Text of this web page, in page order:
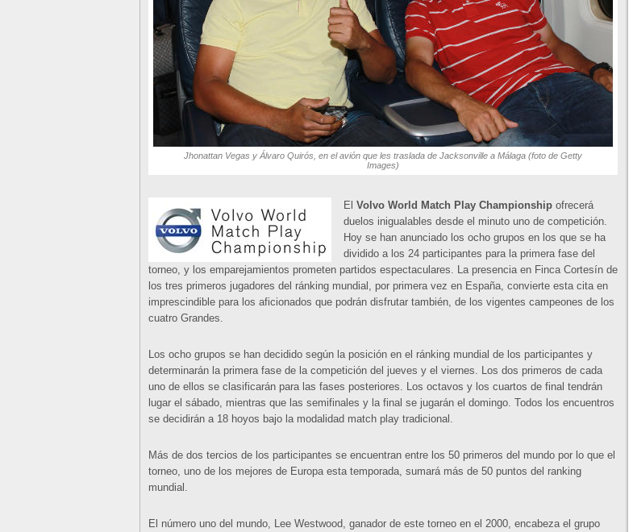
Jhonattan Vegas y Álvaro Quirós, en el avión que les traslada de Jacksonville a Málaga (foto de Getty
Images)
El Volvo World Match Play Championship ofrecerá
duelos inigualables desde el minuto uno de competición.
Hoy se han anunciado los ocho grupos en los que se ha
dividido a los 24 participantes para la primera fase del
torneo, y los emparejamientos prometen partidos espectaculares. La presencia en Finca Cortesín de
los tres primeros jugadores del ránking mundial, por primera vez en España, convierte esta cita en
imprescindible para los aficionados que podrán disfrutar también, de los vigentes campeones de los
cuatro Grandes.
Los ocho grupos se han decidido según la posición en el ránking mundial de los participantes y
determinarán la primera fase de la competición del jueves y el viernes. Los dos primeros de cada
uno de ellos se clasificarán para las fases posteriores. Los octavos y los cuartos de final tendrán
lugar el sábado, mientras que las semifinales y la final se jugarán el domingo. Todos los encuentros
se decidirán a 18 hoyos bajo la modalidad match play tradicional.
Más de dos tercios de los participantes se encuentran entre los 50 primeros del mundo por lo que el
torneo, uno de los mejores de Europa esta temporada, sumará más de 50 puntos del ranking
mundial.
El número uno del mundo, Lee Westwood, ganador de este torneo en el 2000, encabeza el grupo